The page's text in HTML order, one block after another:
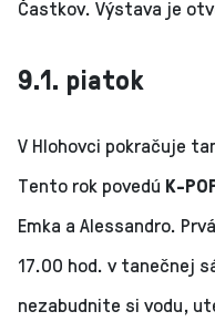
Častkov. Výstava je
9.1. piatok
V Hlohovci pokračuje
Tento rok povedú K-
Emka a Alessandro.
17.00 hod. v tanečnej
nezabudnite si vodu,